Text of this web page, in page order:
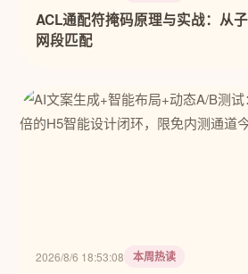
ACL通配符掩码原理与实战：从
网段匹配
2026/8/6 18:53:08 本周热读